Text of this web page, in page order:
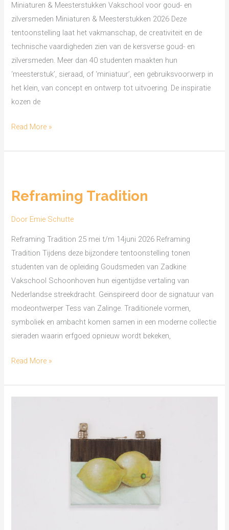
Miniaturen & Meesterstukken Vakschool voor goud- en
zilversmeden Miniaturen & Meesterstukken 2026 Deze
tentoonstelling laat het vakmanschap, de creativiteit en de
technische vaardigheden zien van de kersverse goud- en
zilversmeden. Meer dan 40 studenten maakten hun
‘meesterstuk’, sieraad, of ‘miniatuur’, een gebruiksvoorwerp in
het klein, van concept en ontwerp tot uitvoering. De inspiratie
kozen de
Read More »
Reframing Tradition
Door Emie Schutte
Reframing Tradition 25 mei t/m 14juni 2026 Reframing
Tradition Tijdens deze bijzondere tentoonstelling tonen
studenten van de opleiding Goudsmeden van Zadkine
Vakschool Schoonhoven hun eigentijdse vertaling van
Nederlandse streekdracht. Geïnspireerd door de signatuur van
modeontwerper Tess van Zalinge. Traditionele vormen,
symboliek en ambacht komen samen in een moderne collectie
sieraden waarin erfgoed opnieuw wordt bekeken,
Read More »